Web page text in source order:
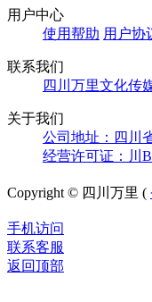
用户中心
使用帮助 用户协
联系我们
四川万里文化传
关于我们
公司地址：四川
经营许可证：川
Copyright © 四川万里 (
手机访问
联系客服
返回顶部